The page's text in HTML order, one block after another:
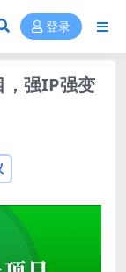
登录
，强IP强变